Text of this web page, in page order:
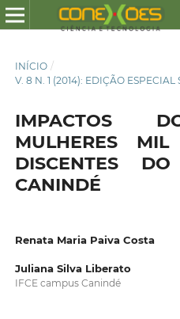
INÍCIO /
V. 8 N. 1 (2014): EDIÇÃO ESPECIAL
IMPACTOS
MULHERES
DISCENTES
CANINDÉ
Renata Maria Paiva Costa
Juliana Silva Liberato
IFCE campus Canindé